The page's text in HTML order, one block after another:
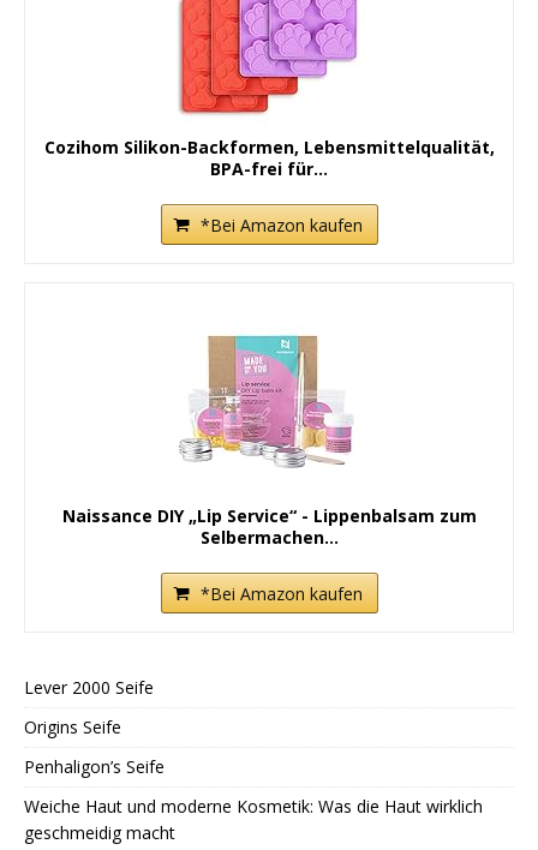
Cozihom Silikon-Backformen, Lebensmittelqualität,
BPA-frei für...
*Bei Amazon kaufen
Naissance DIY „Lip Service“ - Lippenbalsam zum
Selbermachen...
*Bei Amazon kaufen
Lever 2000 Seife
Origins Seife
Penhaligon’s Seife
Weiche Haut und moderne Kosmetik: Was die Haut wirklich
geschmeidig macht